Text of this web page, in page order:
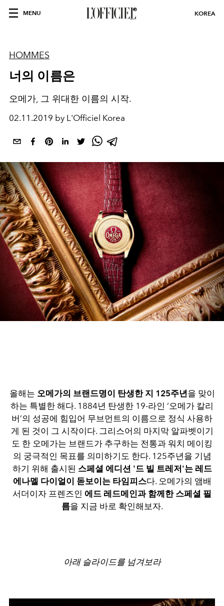
MENU KOREA
HOMMES
너의 이름은
오메가, 그 위대한 이름의 시작.
02.11.2019 by L'Officiel Korea
올해는 오메가의 브랜드명이 탄생한 지 125주년을 맞이
하는 특별한 해다. 1884년 탄생한 19-라인 ‘오메가 칼리
버’의 성공에 힘입어 무브먼트의 이름으로 정식 사용하
게 된 것이 그 시작이다. 그리스어의 마지막 알파벳이기
도 한 오메가는 브랜드가 추구하는 전통과 워치 메이킹
의 궁극적인 목표를 의미하기도 한다. 125주년을 기념
하기 위해 출시된 스페셜 에디션 '드 빌 트레저'는 레드
에나멜 다이얼이 돋보이는 타임피스다. 오메가의 앰배
서더이자 프렌즈인 에드 레드메인과 함께한 스페셜 필
름을 지금 바로 확인해보자.
아래 슬라이드를 넘겨보라